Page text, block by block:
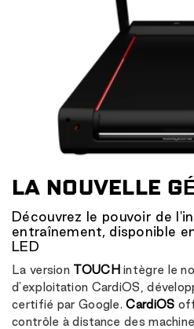
LA NOUVELLE
Découvrez le pouvoir de
entraînement, disponible
LED
La version TOUCH intègre le
d'exploitation CardiOS,
certifié par Google.CardiOS
contrôle à distance des